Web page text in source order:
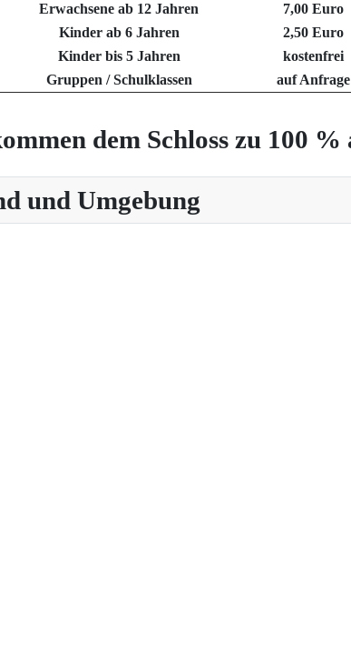
und Umgebung
Erwachsene ab 12 Jahren
7,00 Euro
Kinder ab 6 Jahren
2,50 Euro
Kinder bis 5 Jahren
kostenfrei
Gruppen / Schulklassen
auf Anfrage
dem Schloss zu 100 %